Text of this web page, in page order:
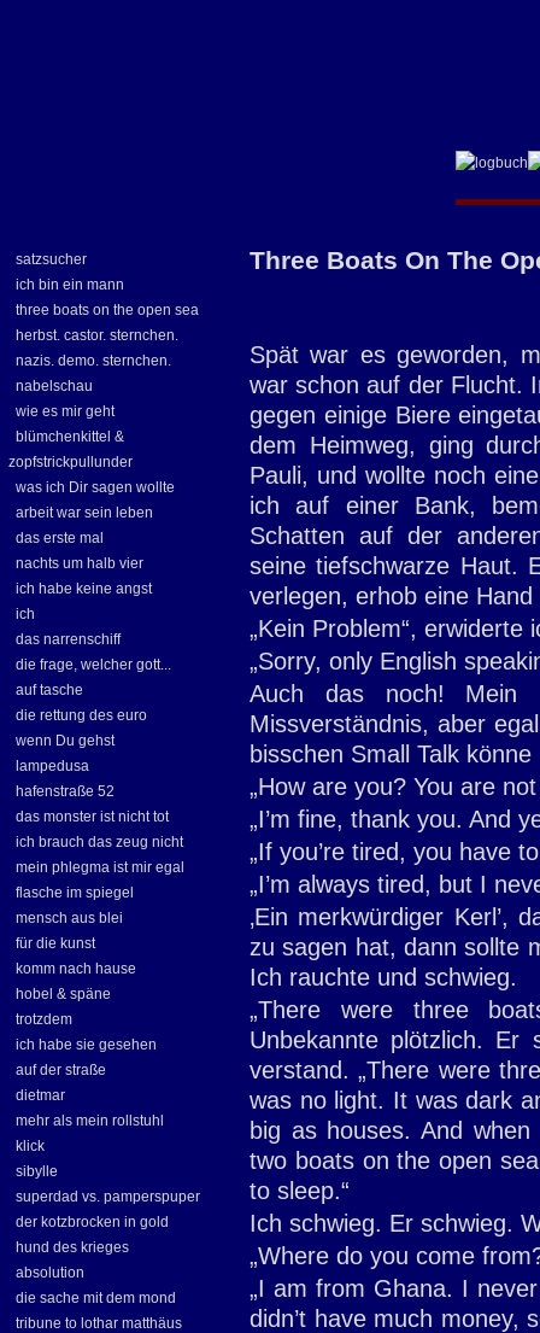
satzsucher
ich bin ein mann
three boats on the open sea
herbst. castor. sternchen.
nazis. demo. sternchen.
nabelschau
wie es mir geht
blümchenkittel &
zopfstrickpullunder
was ich Dir sagen wollte
arbeit war sein leben
das erste mal
nachts um halb vier
ich habe keine angst
ich
das narrenschiff
die frage, welcher gott...
auf tasche
die rettung des euro
wenn Du gehst
lampedusa
hafenstraße 52
das monster ist nicht tot
ich brauch das zeug nicht
mein phlegma ist mir egal
flasche im spiegel
mensch aus blei
für die kunst
komm nach hause
hobel & späne
trotzdem
ich habe sie gesehen
auf der straße
dietmar
mehr als mein rollstuhl
klick
sibylle
superdad vs. pamperspuper
der kotzbrocken in gold
hund des krieges
absolution
die sache mit dem mond
tribune to lothar matthäus
Three Boats On The
Spät war es geworden,
war schon auf der Flucht.
gegen einige Biere
dem Heimweg, ging
Pauli, und wollte noch
ich auf einer Bank,
Schatten auf der
seine tiefschwarze Haut.
verlegen, erhob eine Hand
„Kein Problem“, erwiderte
„Sorry, only English
Auch das noch! Mein
Missverständnis, aber
bisschen Small Talk
„How are you? You are
„I’m fine, thank you. And
„If you’re tired, you have
„I’m always tired, but I
‚Ein merkwürdiger Kerl’,
zu sagen hat, dann sollte
Ich rauchte und schwieg.
„There were three
Unbekannte plötzlich.
verstand. „There were
was no light. It was dark
big as houses. And
two boats on the open
to sleep.“
Ich schwieg. Er schwieg.
„Where do you come
„I am from Ghana. I
didn’t have much money,